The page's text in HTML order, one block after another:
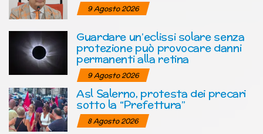
9 Agosto 2026
Guardare un’eclissi solare senza
protezione può provocare danni
permanenti alla retina
9 Agosto 2026
Asl Salerno, protesta dei precari
sotto la “Prefettura”
8 Agosto 2026